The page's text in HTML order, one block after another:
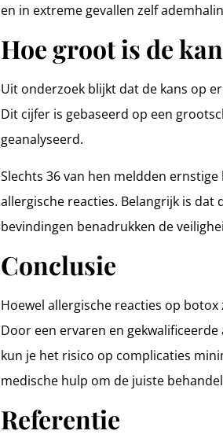
en in extreme gevallen zelf
Hoe groot is de
Uit onderzoek blijkt dat de kans op
Dit cijfer is gebaseerd op een
geanalyseerd.
Slechts 36 van hen meldden
allergische reacties. Belangrijk is
bevindingen benadrukken de
Conclusie
Hoewel allergische reacties op
Door een ervaren en
kun je het risico op complicaties
medische hulp om de juiste
Referentie